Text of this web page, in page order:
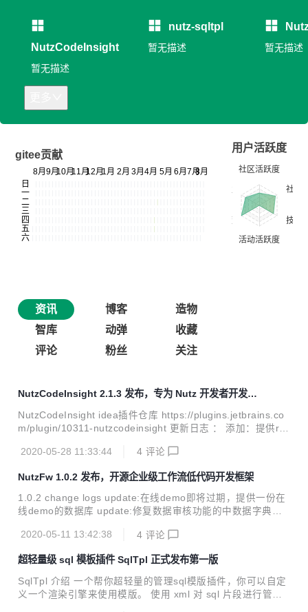
NutzCodeInsight
暂无描述
nutz-sqltpl
暂无描述 暂无描述
gitee贡献
用户活跃度
资讯 博客
造物
智库
动弹
收藏
评论
粉丝 关注
NutzCodeInsight 2.1.3 发布，专为 Nutz 开发者开发的 I
dea 插件
NutzCodeInsight idea插件仓库 https://plugins.jetbrains.co
m/plugin/10311-nutzcodeinsight 更新日志 ： 添加：提供res
兼容 2020.1 版本 idea 移除: 打开项目时消息通知 支持功能
Ok 前面的模版图标即可快速打开或切换至已经打开的模版文
件 支持以HTML、JSP等格式文件作为模版的框架资源文件的
快速定位（支持动态配置） Navigate菜单中增加...
2020-05-28 11:33:44 4 评论
NutzFw 1.0.2 发布，开源企业级工作流低代码开发框架
1.0.2 change logs update:在线demo即将过期，提供一份在
线demo的数据库 update:修复数据审核功能的中数据字典依
都必须存在 update:用户管理添加必须需要岗位才能添加，因
阿里java规范手册进行优化 update:对系统系统中一部分输入
内容进行防止XSS攻击优化 update:流程模型校验完善 updat
e:对登录查询,添加debug级别友好提示 add:配置maven，以
支持mvn install命令打包 update:对登录查询...
2020-05-11 13:42:38 4 评论
超轻量级 sql 模板插件 SqlTpl 正式发布第一版
SqlTpl 介绍 一个帮你超轻量的管理sql模版插件，你可以自定
义一个渲染引擎来使用模版。 使用 xml 对 sql 片段进行管